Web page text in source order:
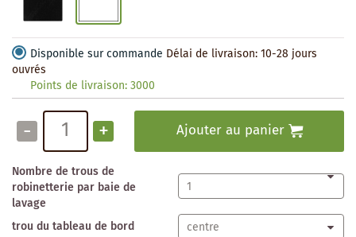
Disponible sur commande Délai de livraison: 10-28 jours
ouvrés
Points de livraison:3000
- + Ajouter au panier
Nombre de trous de
robinetterie par baie de
lavage
trou du tableau de bord